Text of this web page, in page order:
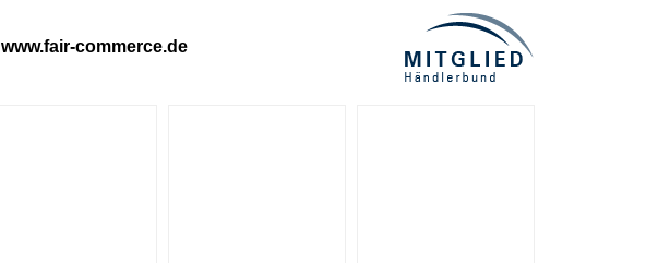
www.fair-commerce.de